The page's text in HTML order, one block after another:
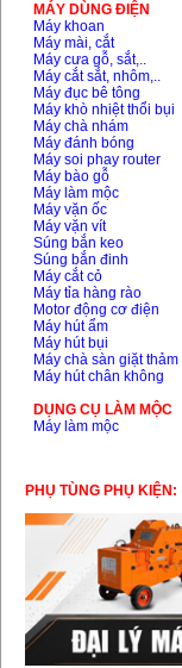
MÁY DÙNG ĐIỆN
Máy khoan
Máy mài, cắt
Máy cưa gỗ, sắt,..
Máy cắt sắt, nhôm,..
Máy đục bê tông
Máy khò nhiệt thổi bụi
Máy chà nhám
Máy đánh bóng
Máy soi phay router
Máy bào gỗ
Máy làm mộc
Máy vặn ốc
Máy vặn vít
Súng bắn keo
Súng bắn đinh
Máy cắt cỏ
Máy tỉa hàng rào
Motor động cơ điện
Máy hút ẩm
Máy hút bụi
Máy chà sàn giặt thảm
Máy hút chân không
DỤNG CỤ LÀM MỘC
Máy làm mộc
PHỤ TÙNG PHỤ KIỆN: